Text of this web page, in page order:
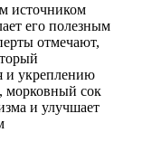
источником
его полезным
отмечают,
и укреплению
морковный сок
и улучшает